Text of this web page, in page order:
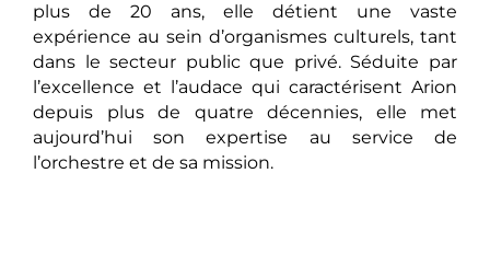
plus de 20 ans, elle détient une vaste
expérience au sein d’organismes culturels, tant
dans le secteur public que privé. Séduite par
l’excellence et l’audace qui caractérisent Arion
depuis plus de quatre décennies, elle met
aujourd’hui son expertise au service de
l’orchestre et de sa mission.